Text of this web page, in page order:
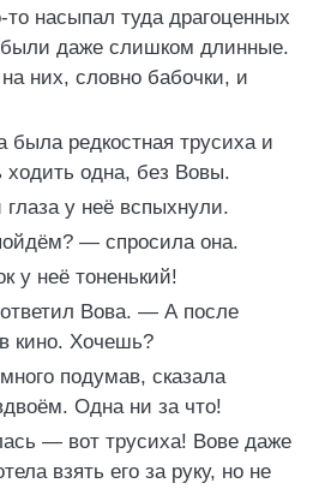
то насыпал туда драгоценных
даже слишком длинные.
них, словно бабочки, и
была редкостная трусиха и
одна, без Вовы.
у неё вспыхнули.
— спросила она.
у неё тоненький!
Вова. — А после
кино. Хочешь?
подумав, сказала
Одна ни за что!
— вот трусиха! Вове даже
взять его за руку, но не